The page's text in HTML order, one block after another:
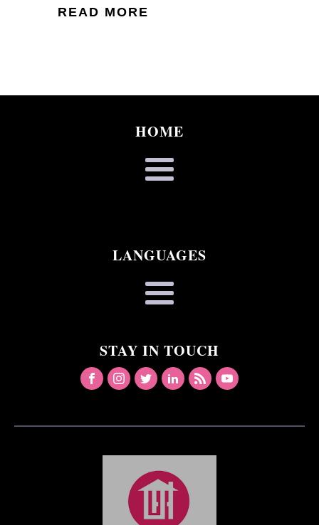
READ MORE
HOME
LANGUAGES
STAY IN TOUCH